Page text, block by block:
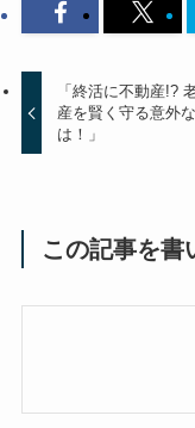
「終活に不動産!?
産を賢く守る意外
は！」
この記事を書